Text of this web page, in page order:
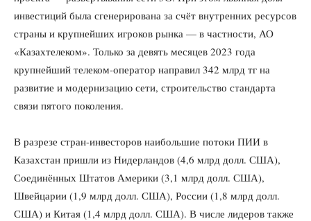
инвестиций была сгенерирована за счёт внутренних ресурсов
страны и крупнейших игроков рынка — в частности, АО
«Казахтелеком». Только за девять месяцев 2023 года
крупнейший телеком-оператор направил 342 млрд тг на
развитие и модернизацию сети, строительство стандарта
связи пятого поколения.
В разрезе стран-инвесторов наибольшие потоки ПИИ в
Казахстан пришли из Нидерландов (4,6 млрд долл. США),
Соединённых Штатов Америки (3,1 млрд долл. США),
Швейцарии (1,9 млрд долл. США), России (1,8 млрд долл.
США) и Китая (1,4 млрд долл. США). В числе лидеров также